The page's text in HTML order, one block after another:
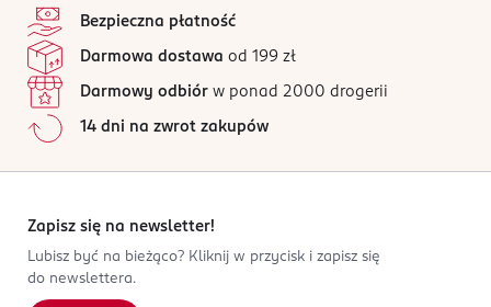
Nocnik dziecięcy.
Kod EAN
4 305615 545004
Wszystkie opinie są zweryfikowane zakupem.
4
0%
2
1
0%
Bezpieczna płatność
Darmowa dostawa od 199 zł
Darmowy odbiór w ponad 2000 drogerii
14 dni na zwrot zakupów
Zapisz się na newsletter!
Lubisz być na bieżąco? Kliknij w przycisk i zapisz się
do newslettera.